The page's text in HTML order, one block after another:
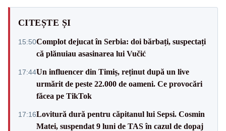
CITEȘTE ȘI
15:50Complot dejucat în Serbia: doi bărbați, suspectați
că plănuiau asasinarea lui Vučić
17:44Un influencer din Timiș, reținut după un live
urmărit de peste 22.000 de oameni. Ce provocări
făcea pe TikTok
17:16Lovitură dură pentru căpitanul lui Sepsi. Cosmin
Matei, suspendat 9 luni de TAS în cazul de dopaj